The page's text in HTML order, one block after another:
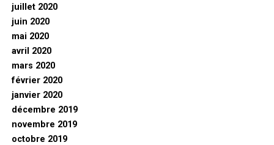
juillet 2020
juin 2020
mai 2020
avril 2020
mars 2020
février 2020
janvier 2020
décembre 2019
novembre 2019
octobre 2019